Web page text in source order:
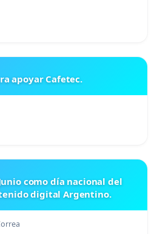
apoyar Cafetec.
como día nacional del
digital Argentino.